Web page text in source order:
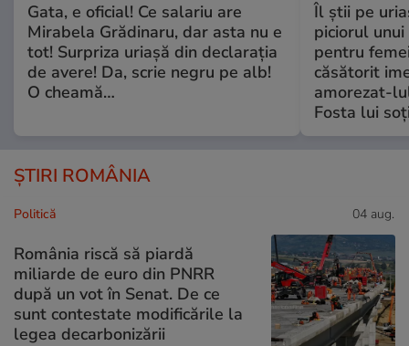
Gata, e oficial! Ce salariu are
Mirabela Grădinaru, dar asta nu e
tot! Surpriza uriașă din declarația
de avere! Da, scrie negru pe alb!
O cheamă…
Îl știi pe
piciorul
pentru
căsătorit
amorezat-
Fosta lui
ȘTIRI ROMÂNIA
Politică 04 aug.
România riscă să piardă
miliarde de euro din PNRR
după un vot în Senat. De ce
sunt contestate modificările la
legea decarbonizării